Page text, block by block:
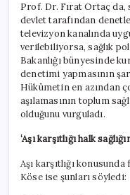
Prof. Dr. Fırat Ortaç
devlet tarafından
televizyon kanalında
verilebiliyorsa, sağlık
Bakanlığı bünyesinde
denetimi yapmasının
Hükümetin en azından
aşılamasının toplum
olduğunu vurguladı.
‘Aşı karşıtlığı halk
Aşı karşıtlığı
Köse ise şunları söyledi: